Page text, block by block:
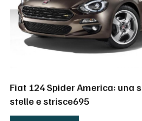
Fiat 124 Spider America: una
stelle e strisce695